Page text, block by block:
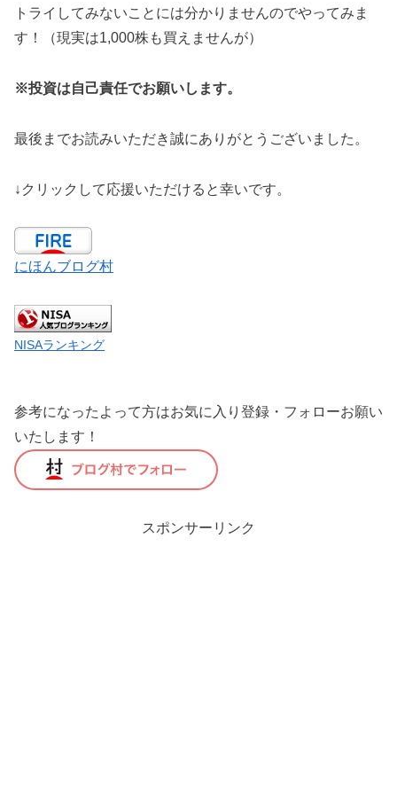
トライしてみないことには分かりませんのでやってみま
す！（現実は1,000株も買えませんが）
※投資は自己責任でお願いします。
最後までお読みいただき誠にありがとうございました。
↓クリックして応援いただけると幸いです。
にほんブログ村
NISAランキング
参考になったよって方はお気に入り登録・フォローお願い
いたします！
スポンサーリンク